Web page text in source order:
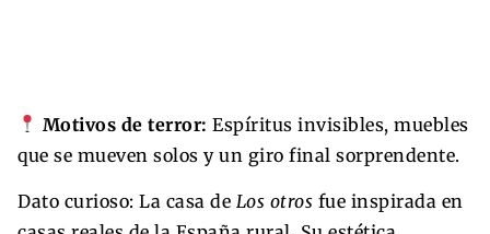
Motivos de terror: Espíritus invisibles, muebles
que se mueven solos y un giro final sorprendente.
Dato curioso: La casa de Los otros fue inspirada en